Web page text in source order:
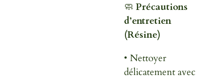
🧼 Précautions
d’entretien
(Résine)
• Nettoyer
délicatement avec